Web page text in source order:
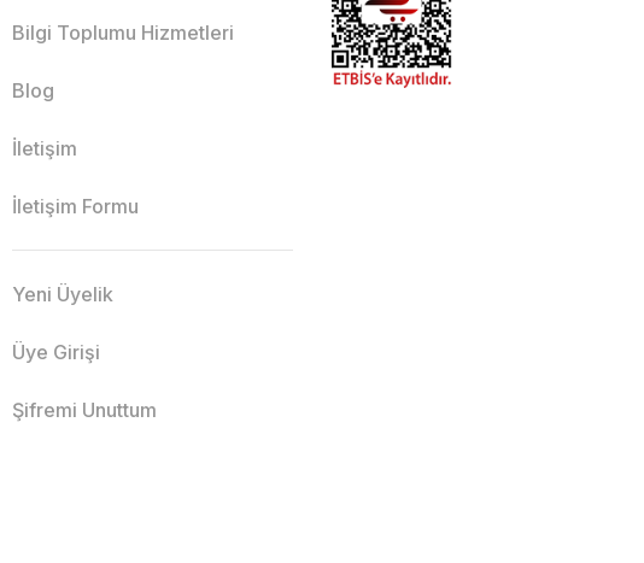
Bilgi Toplumu Hizmetleri
Blog
İletişim
İletişim Formu
Yeni Üyelik
Üye Girişi
Şifremi Unuttum